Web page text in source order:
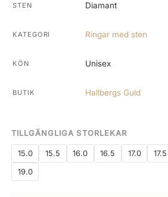
STEN Diamant
KATEGORI Ringar med sten
KÖN Unisex
BUTIK Hallbergs Guld
TILLGÄNGLIGA STORLEKAR
15.0 15.5 16.0 16.5 17.0 17.5
19.0